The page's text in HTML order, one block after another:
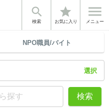

検索
star
お気に入り

メニュー
NPO職員/バイト
選択
検索